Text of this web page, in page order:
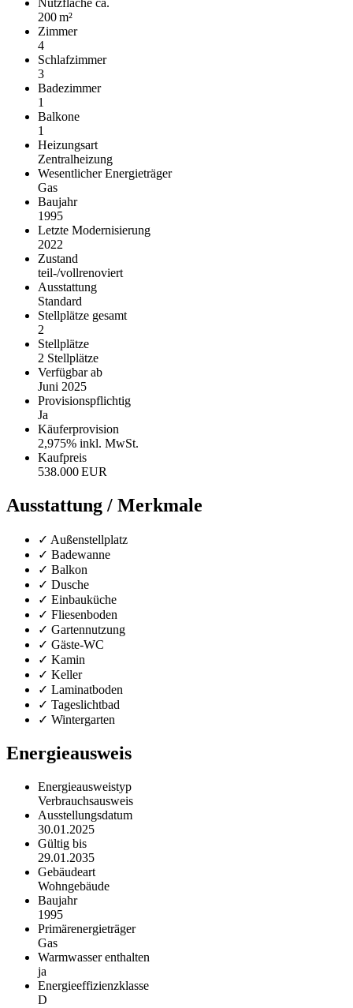
Nutzfläche ca.
200 m²
Zimmer
4
Schlafzimmer
3
Badezimmer
1
Balkone
1
Heizungsart
Zentralheizung
Wesentlicher Energieträger
Gas
Baujahr
1995
Letzte Modernisierung
2022
Zustand
teil-/vollrenoviert
Ausstattung
Standard
Stellplätze gesamt
2
Stellplätze
2 Stellplätze
Verfügbar ab
Juni 2025
Provisionspflichtig
Ja
Käufer­provision
2,975% inkl. MwSt.
Kaufpreis
538.000 EUR
Ausstattung / Merkmale
✓ Außenstellplatz
✓ Badewanne
✓ Balkon
✓ Dusche
✓ Einbauküche
✓ Fliesenboden
✓ Gartennutzung
✓ Gäste-WC
✓ Kamin
✓ Keller
✓ Laminatboden
✓ Tageslichtbad
✓ Wintergarten
Energieausweis
Energieausweistyp
Verbrauchs­ausweis
Ausstellungsdatum
30.01.2025
Gültig bis
29.01.2035
Gebäudeart
Wohngebäude
Baujahr
1995
Primärenergieträger
Gas
Warmwasser enthalten
ja
Energie­effizienz­klasse
D